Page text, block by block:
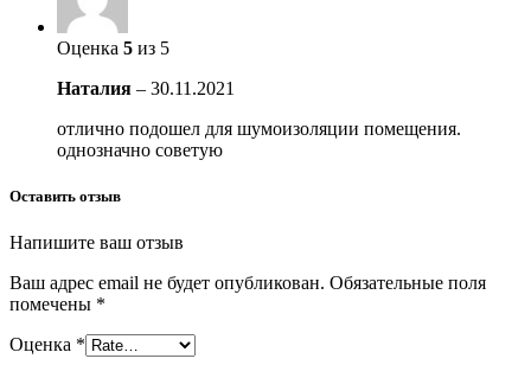
Оценка 5 из 5
Наталия – 30.11.2021
отлично подошел для шумоизоляции помещения.
однозначно советую
Оставить отзыв
Напишите ваш отзыв
Ваш адрес email не будет опубликован. Обязательные поля
помечены *
Оценка *